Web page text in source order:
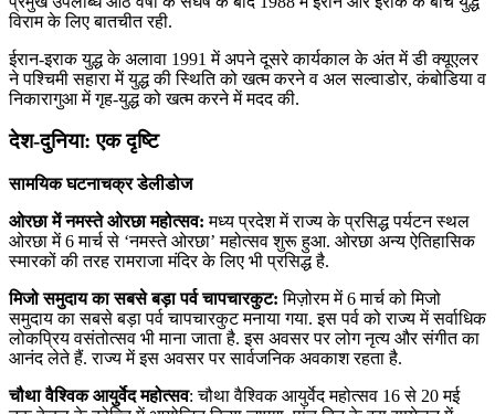
विराम के लिए बातचीत रही.
ईरान-इराक युद्ध के अलावा 1991 में अपने दूसरे कार्यकाल के अंत में डी क्यूएलर
ने पश्चिमी सहारा में युद्ध की स्थिति को खत्म करने व अल सल्वाडोर, कंबोडिया व
निकारागुआ में गृह-युद्ध को खत्म करने में मदद की.
देश-दुनिया: एक दृष्टि
सामयिक घटनाचक्र डेलीडोज
ओरछा में नमस्‍ते ओरछा महोत्‍सव: मध्‍य प्रदेश में राज्‍य के प्रसिद्ध पर्यटन स्‍थल
ओरछा में 6 मार्च से ‘नमस्‍ते ओरछा’ महोत्‍सव शुरू हुआ. ओरछा अन्‍य ऐतिहासिक
स्‍मारकों की तरह रामराजा मंदिर के लिए भी प्रसिद्ध है.
मिजो समुदाय का सबसे बड़ा पर्व चापचारकुट: मिज़ोरम में 6 मार्च को मिजो
समुदाय का सबसे बड़ा पर्व चापचारकुट मनाया गया. इस पर्व को राज्‍य में सर्वाधिक
लोकप्रिय वसंतोत्‍सव भी माना जाता है. इस अवसर पर लोग नृत्‍य और संगीत का
आनंद लेते हैं. राज्‍य में इस अवसर पर सार्वजनिक अवकाश रहता है.
चौथा वैश्विक आयुर्वेद महोत्‍सव: चौथा वैश्विक आयुर्वेद महोत्‍सव 16 से 20 मई